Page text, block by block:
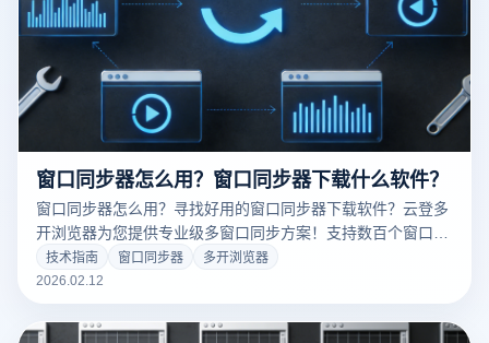
窗口同步器怎么用？窗口同步器下载什么软件？
窗口同步器怎么用？寻找好用的窗口同步器下载软件？云登多
开浏览器为您提供专业级多窗口同步方案！支持数百个窗口毫
秒级实时同步，结合深度指纹防关联技术，让跨境电商、社交
媒体矩阵操作更简单、更安全。立即点击阅读，获取高效率办
公秘籍！
技术指南 窗口同步器
多开浏览器
2026.02.12